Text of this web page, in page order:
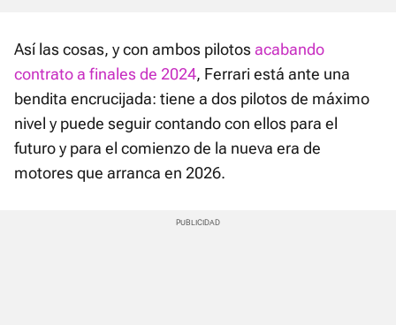
Así las cosas, y con ambos pilotosacabando
contrato a finales de 2024, Ferrari está ante una
bendita encrucijada: tiene a dos pilotos de máximo
nivel y puede seguir contando con ellos para el
futuro y para el comienzo de la nueva era de
motores que arranca en 2026.